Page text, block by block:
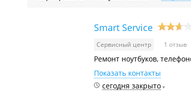
Smart Service
Сервисный центр 1 отзыв
Ремонт ноутбуков,
Показать контакты
сегодня закрыто